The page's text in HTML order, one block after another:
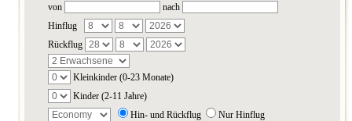
von
nach
Hinflug
Rückflug
Kleinkinder (0-23 Monate)
Kinder (2-11 Jahre)
Hin- und Rückflug
Nur Hinflug